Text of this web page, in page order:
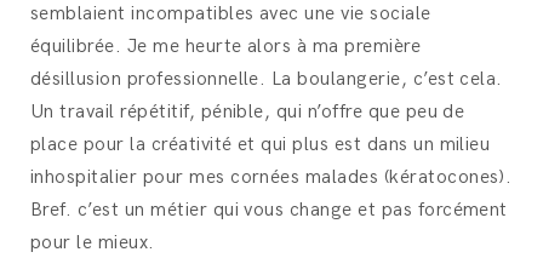
semblaient incompatibles avec une vie sociale
équilibrée. Je me heurte alors à ma première
désillusion professionnelle. La boulangerie, c’est cela.
Un travail répétitif, pénible, qui n’offre que peu de
place pour la créativité et qui plus est dans un milieu
inhospitalier pour mes cornées malades (kératocones).
Bref. c’est un métier qui vous change et pas forcément
pour le mieux.